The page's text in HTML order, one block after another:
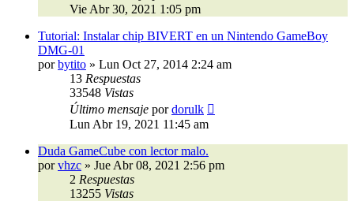
Vie Abr 30, 2021 1:05 pm
Tutorial: Instalar chip BIVERT en un Nintendo GameBoy
DMG-01
porbytito » Lun Oct 27, 2014 2:24 am
13 Respuestas
33548 Vistas
Último mensaje pordorulk
Lun Abr 19, 2021 11:45 am
Duda GameCube con lector malo.
porvhzc » Jue Abr 08, 2021 2:56 pm
2 Respuestas
13255 Vistas